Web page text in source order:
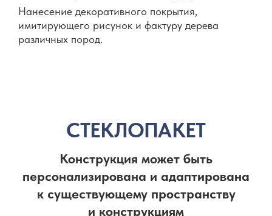
Нанесение декоративного покрытия,
имитирующего рисунок и фактуру дерева
различных пород.